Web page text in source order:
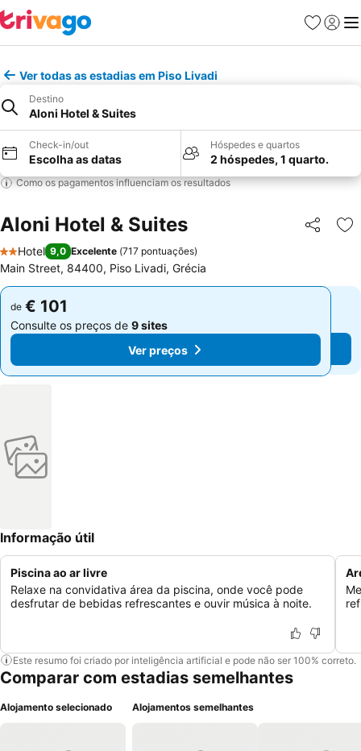
Favoritos
Iniciar
Ver todas as estadias em Piso Livadi
Destino
Aloni Hotel & Suites
Check-in/out
Escolha as datas
Hóspedes e quartos
2 hóspedes, 1 quarto.
Como os pagamentos influenciam os resultados
Aloni Hotel & Suites Partilhar
2 Estrelas
Hotel 9,0 Excelente (717 pontuações)
Main Street, 84400, Piso Livadi, Grécia
de € 101
Consulte os preços de 9 sites
Ver preços
de € 101
Consulte os preços de 9 sites
Ver preços
Informação útil
Piscina ao ar livre
Relaxe na convidativa área da piscina, onde você pode
desfrutar de bebidas refrescantes e ouvir música à noite.
Este resumo foi criado por inteligência artificial e pode não ser 100% correto.
Comparar com estadias semelhantes
Alojamento selecionado Alojamentos semelhantes